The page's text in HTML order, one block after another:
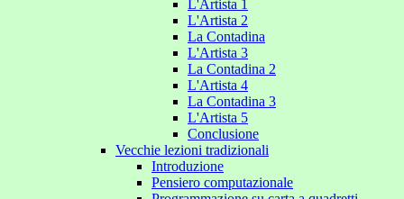
L'Artista 1
L'Artista 2
La Contadina
L'Artista 3
La Contadina 2
L'Artista 4
La Contadina 3
L'Artista 5
Conclusione
Vecchie lezioni tradizionali
Introduzione
Pensiero computazionale